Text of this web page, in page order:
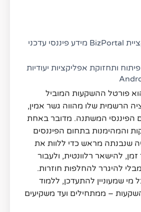
אפליקציית BizPortal מידע פיננסי עדכני
פיתוח ותחזוקת אפליקציות יעודיות